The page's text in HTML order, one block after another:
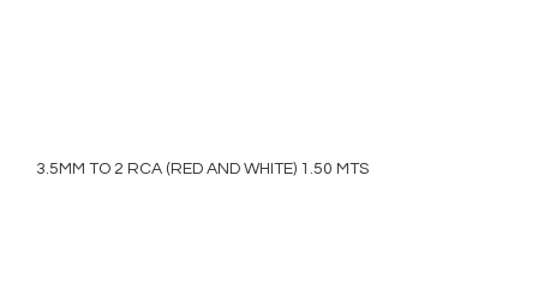
3.5MM TO 2 RCA (RED AND WHITE) 1.50 MTS